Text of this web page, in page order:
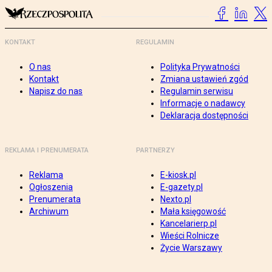
KONTAKT
O nas
Kontakt
Napisz do nas
REGULAMIN
Polityka Prywatności
Zmiana ustawień zgód
Regulamin serwisu
Informacje o nadawcy
Deklaracja dostępności
REKLAMA I PRENUMERATA
Reklama
Ogłoszenia
Prenumerata
Archiwum
PARTNERZY
E-kiosk.pl
E-gazety.pl
Nexto.pl
Mała księgowość
Kancelarierp.pl
Wieści Rolnicze
Życie Warszawy